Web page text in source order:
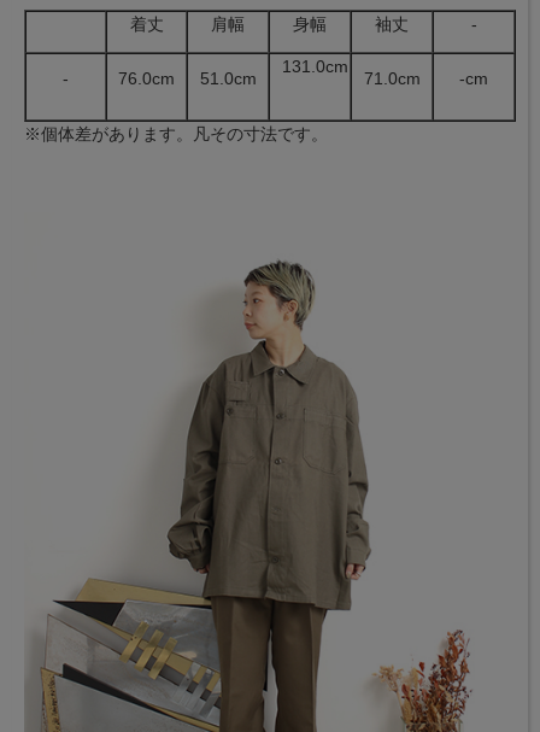
着丈 肩幅 身幅 袖丈 -
- 76.0cm 51.0cm
131.0cm
71.0cm -cm
※個体差があります。凡その寸法です。